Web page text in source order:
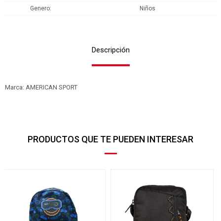
Genero Niños
Descripción
Marca: AMERICAN SPORT
PRODUCTOS QUE TE PUEDEN INTERESAR